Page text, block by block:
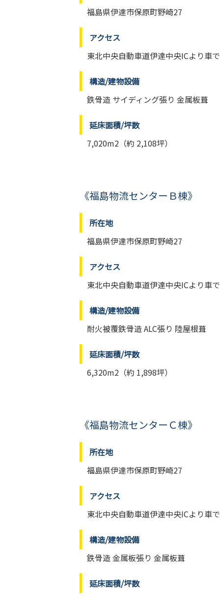
福島県伊達市保原町野崎27
アクセス
東北中央自動車道伊達中央ICより車
構造/建物設備
鉄骨造 サイディング張り 金属板葺
延床面積/坪数
7,020m2（約 2,108坪）
《福島物流センターＢ棟》
所在地
福島県伊達市保原町野崎27
アクセス
東北中央自動車道伊達中央ICより車
構造/建物設備
耐火被覆鉄骨造 ALC張り 陸屋根葺
延床面積/坪数
6,320m2（約 1,898坪）
《福島物流センターＣ棟》
所在地
福島県伊達市保原町野崎27
アクセス
東北中央自動車道伊達中央ICより車
構造/建物設備
鉄骨造 金属板張り 金属板葺
延床面積/坪数